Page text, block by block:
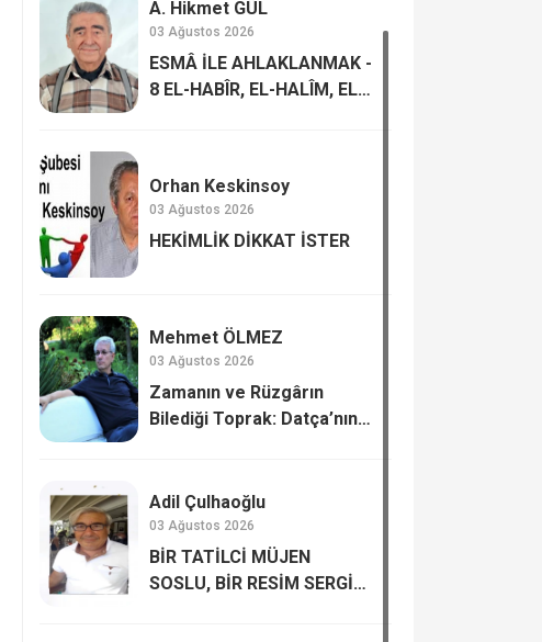
A. Hikmet GÜL
03 Ağustos 2026
ESMÂ İLE AHLAKLANMAK -
8 EL-HABÎR, EL-HALÎM, EL-
Orhan Keskinsoy
03 Ağustos 2026
HEKİMLİK DİKKAT İSTER
Mehmet ÖLMEZ
03 Ağustos 2026
Zamanın ve Rüzgârın
Bilediği Toprak: Datça’nın
Adil Çulhaoğlu
03 Ağustos 2026
BİR TATİLCİ MÜJEN
SOSLU, BİR RESİM SERGİSİ